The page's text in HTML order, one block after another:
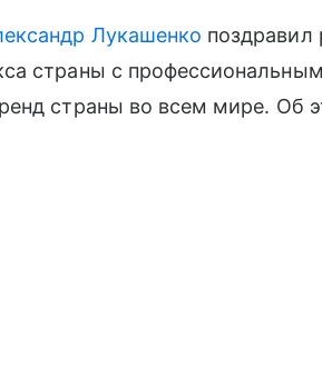
Лукашенко поздравил
страны с
страны во всем мире. Об